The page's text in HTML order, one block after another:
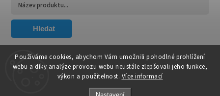
Používáme cookies, abychom Vám umožnili pohodlné prohlížení
webu a díky analýze provozu webu neustále zlepšovali jeho funkce,
výkon a použitelnost. Více informací
Hledat
FACEBOOK